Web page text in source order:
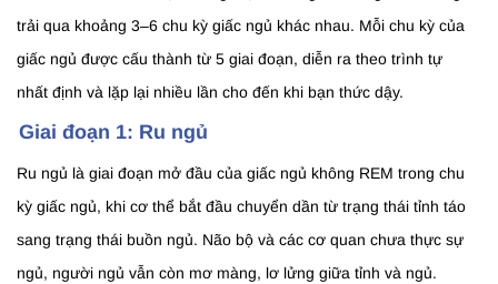
trải qua khoảng 3–6 chu kỳ giấc ngủ khác nhau. Mỗi chu kỳ của
giấc ngủ được cấu thành từ 5 giai đoạn, diễn ra theo trình tự
nhất định và lặp lại nhiều lần cho đến khi bạn thức dậy.
Giai đoạn 1: Ru ngủ
Ru ngủ là giai đoạn mở đầu của giấc ngủ không REM trong chu
kỳ giấc ngủ, khi cơ thể bắt đầu chuyển dần từ trạng thái tỉnh táo
sang trạng thái buồn ngủ. Não bộ và các cơ quan chưa thực sự
ngủ, người ngủ vẫn còn mơ màng, lơ lửng giữa tỉnh và ngủ.